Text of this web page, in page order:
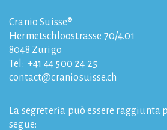
Cranio Suisse®
Hermetschloostrasse 70/4.01
8048 Zurigo
Tel: +41 44 500 24 25
contact
craniosuisse.ch
La segreteria può essere raggiunta
segue: